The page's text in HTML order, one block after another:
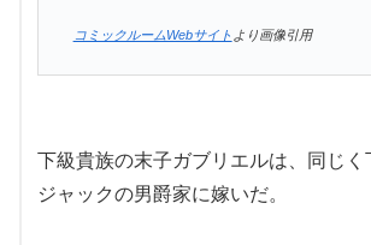
コミックルームWebサイト より画像引用
下級貴族の末子ガブリエルは、同じく
ジャックの男爵家に嫁いだ。